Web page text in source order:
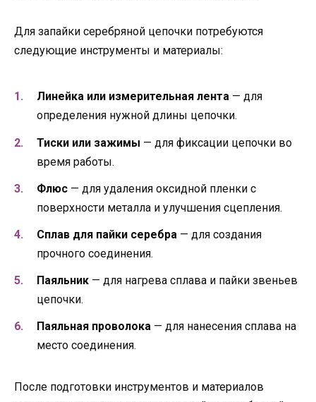
Для запайки серебряной цепочки потребуются
следующие инструменты и материалы:
Линейка или измерительная лента — для
определения нужной длины цепочки.
Тиски или зажимы — для фиксации цепочки во
время работы.
Флюс — для удаления оксидной пленки с
поверхности металла и улучшения сцепления.
Сплав для пайки серебра — для создания
прочного соединения.
Паяльник — для нагрева сплава и пайки звеньев
цепочки.
Паяльная проволока — для нанесения сплава на
место соединения.
После подготовки инструментов и материалов